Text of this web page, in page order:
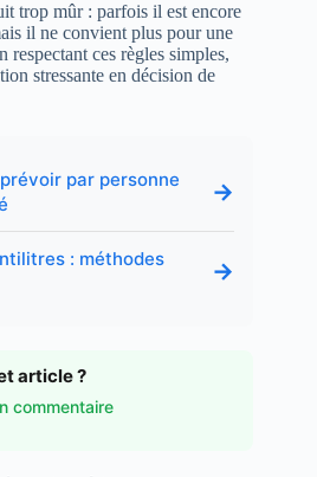
trop mûr : parfois il est encore
il ne convient plus pour une
ces règles simples,
stressante en décision de
par personne
→
: méthodes
→
article ?
commentaire